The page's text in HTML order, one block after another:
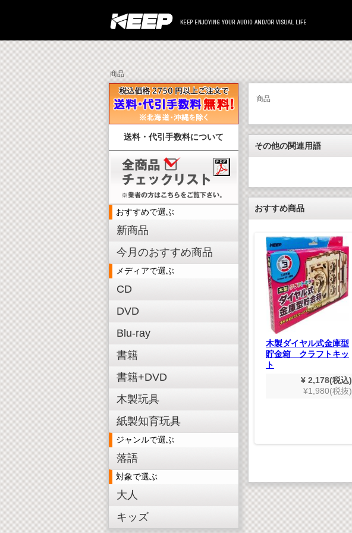
商品
送料・代引手数料について
おすすめで選ぶ
新商品
今月のおすすめ商品
メディアで選ぶ
CD
DVD
Blu-ray
書籍
書籍+DVD
木製玩具
紙製知育玩具
ジャンルで選ぶ
落語
対象で選ぶ
大人
キッズ
商品
その他の関連用語
おすすめ商品
きょう
税込)
税抜)
木製3D恐竜パズル パ
ラサウロロフス
¥ 550(税込)
¥500(税抜)
¥ 1,980(税込)
¥1,800(税抜)
木製ダイヤル式金庫型
貯金箱 クラフトキッ
ト
¥ 2,178(税込)
¥1,980(税抜)